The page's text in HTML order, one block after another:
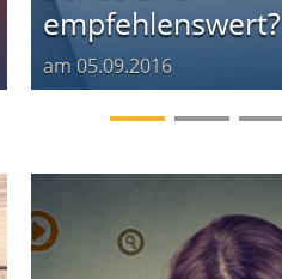
empfehlenswert?
am 05.09.2016